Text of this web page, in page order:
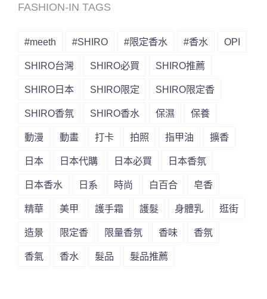
FASHION-IN TAGS
#meeth #SHIRO #限定香水 #香水 OPI
SHIRO台灣 SHIRO必買 SHIRO推薦
SHIRO日本 SHIRO限定 SHIRO限定香
SHIRO香氛 SHIRO香水 保濕 保養
動漫 動畫 打卡 拍照 指甲油 擴香
日本 日本代購 日本必買 日本香氛
日本香水 日系 時尚 白百合 皂香
精華 美甲 護手霜 護髮 身體乳 逛街
造景 限定香 限量香氛 香味 香氛
香氣 香水 髮品 髮品推薦